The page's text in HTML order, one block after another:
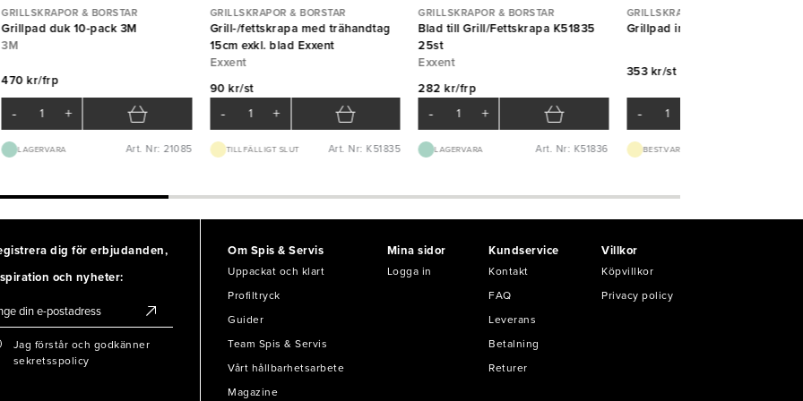
GRILLSKRAPOR & BORSTAR
Grillpad duk 10-pack 3M
3M
470 kr/frp
- +
LAGERVARA Art. Nr: 21085
GRILLSKRAPOR & BORSTAR
Grill-/fettskrapa med trähandtag
15cm exkl. blad Exxent
Exxent
90 kr/st
- +
TILLFÄLLIGT SLUT Art. Nr: K51835
GRILLSKRAPOR & BORSTAR
Blad till Grill/Fettskrapa K51835
25st
Exxent
282 kr/frp
- +
LAGERVARA Art. Nr: K51836
GRILLSKRAPOR & BORSTAR
Grillpad inkl skurblock och nät
353 kr/st
-
BEST.VARA 3-5D
dig för erbjudanden,
och nyheter:
Jag förstår och godkänner
sekretsspolicy
Om Spis & Servis
Uppackat och klart
Profiltryck
Guider
Team Spis & Servis
Vårt hållbarhetsarbete
Magazine
Mina sidor
Logga in
Kundservice
Kontakt
FAQ
Leverans
Betalning
Returer
Villkor
Köpvillkor
Privacy policy